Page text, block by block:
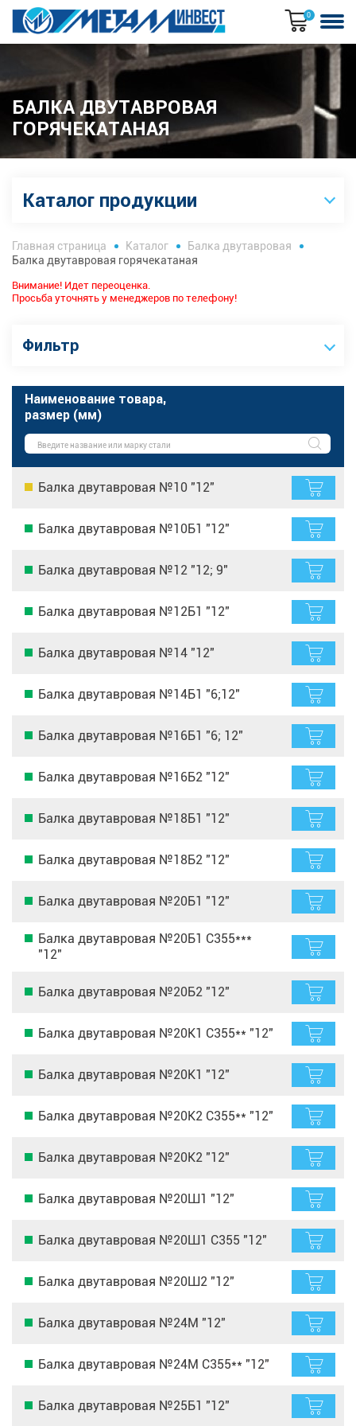
0
БАЛКА ДВУТАВРОВАЯ
ГОРЯЧЕКАТАНАЯ
Каталог продукции
Главная страница Каталог
Балка двутавровая
Балка двутавровая горячекатаная
Внимание! Идет переоценка.
Просьба уточнять у менеджеров по телефону!
Фильтр
Наименование товара,
размер (мм)
Балка двутавровая №10 "12"
Балка двутавровая №10Б1 "12"
Балка двутавровая №12 "12; 9"
Балка двутавровая №12Б1 "12"
Балка двутавровая №14 "12"
Балка двутавровая №14Б1 "6;12"
Балка двутавровая №16Б1 "6; 12"
Балка двутавровая №16Б2 "12"
Балка двутавровая №18Б1 "12"
Балка двутавровая №18Б2 "12"
Балка двутавровая №20Б1 "12"
Балка двутавровая №20Б1 С355***
"12"
Балка двутавровая №20Б2 "12"
Балка двутавровая №20К1 С355** "12"
Балка двутавровая №20К1 "12"
Балка двутавровая №20К2 С355** "12"
Балка двутавровая №20К2 "12"
Балка двутавровая №20Ш1 "12"
Балка двутавровая №20Ш1 С355 "12"
Балка двутавровая №20Ш2 "12"
Балка двутавровая №24М "12"
Балка двутавровая №24М С355** "12"
Балка двутавровая №25Б1 "12"